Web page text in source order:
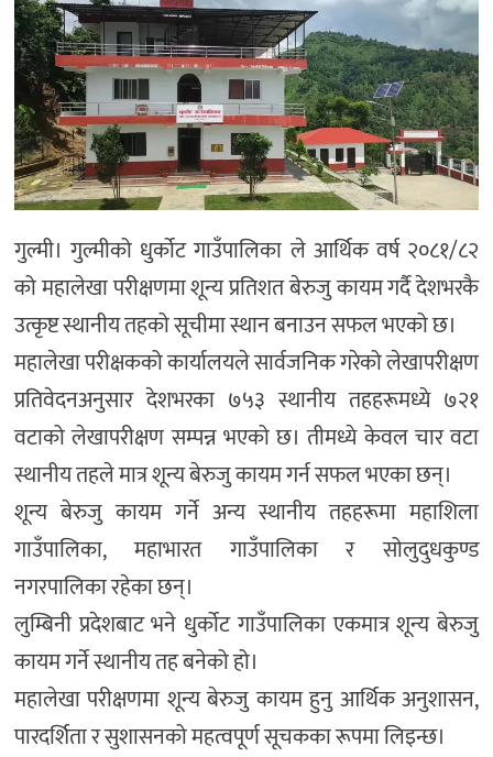
गुल्मी। गुल्मीको धुर्कोट गाउँपालिका ले आर्थिक वर्ष २०८१/८२
को महालेखा परीक्षणमा शून्य प्रतिशत बेरुजु कायम गर्दै देशभरकै
उत्कृष्ट स्थानीय तहको सूचीमा स्थान बनाउन सफल भएको छ।
महालेखा परीक्षकको कार्यालयले सार्वजनिक गरेको लेखापरीक्षण
प्रतिवेदनअनुसार देशभरका ७५३ स्थानीय तहहरूमध्ये ७२१
वटाको लेखापरीक्षण सम्पन्न भएको छ। तीमध्ये केवल चार वटा
स्थानीय तहले मात्र शून्य बेरुजु कायम गर्न सफल भएका छन्।
शून्य बेरुजु कायम गर्ने अन्य स्थानीय तहहरूमा महाशिला
गाउँपालिका, महाभारत गाउँपालिका र सोलुदुधकुण्ड
नगरपालिका रहेका छन्।
लुम्बिनी प्रदेशबाट भने धुर्कोट गाउँपालिका एकमात्र शून्य बेरुजु
कायम गर्ने स्थानीय तह बनेको हो।
महालेखा परीक्षणमा शून्य बेरुजु कायम हुनु आर्थिक अनुशासन,
पारदर्शिता र सुशासनको महत्वपूर्ण सूचकका रूपमा लिइन्छ।